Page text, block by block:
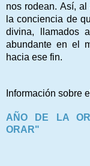
nos rodean. Así,
la conciencia de
divina, llamados
abundante en el
hacia ese fin.
Información sobre
AÑO DE LA
ORAR"